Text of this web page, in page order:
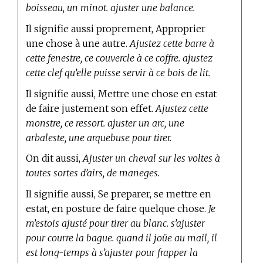
boisseau, un minot. ajuster une balance.
Il signifie aussi proprement, Approprier
une chose à une autre.Ajustez cette barre à
cette fenestre, ce couvercle à ce coffre. ajustez
cette clef qu’elle puisse servir à ce bois de lit.
Il signifie aussi, Mettre une chose en estat
de faire justement son effet.Ajustez cette
monstre, ce ressort. ajuster un arc, une
arbaleste, une arquebuse pour tirer.
On dit aussi,Ajuster un cheval sur les voltes à
toutes sortes d’airs, de maneges.
Il signifie aussi, Se preparer, se mettre en
estat, en posture de faire quelque chose. Je
m’estois ajusté pour tirer au blanc. s’ajuster
pour courre la bague. quand il joüe au mail, il
est long-temps à s’ajuster pour frapper la